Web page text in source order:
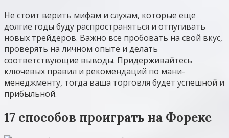
Не стоит верить мифам и слухам, которые еще
долгие годы буду распространяться и отпугивать
новых трейдеров. Важно все пробовать на свой вкус,
проверять на личном опыте и делать
соответствующие выводы. Придерживайтесь
ключевых правил и рекомендаций по мани-
менеджменту, тогда ваша торговля будет успешной и
прибыльной.
17 способов проиграть на Форекс